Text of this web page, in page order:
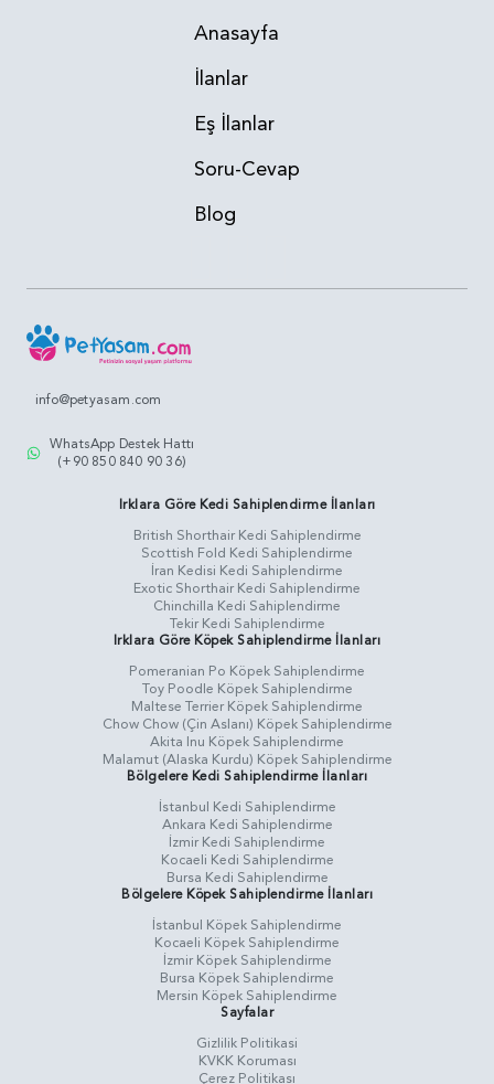
Anasayfa
İlanlar
Eş İlanlar
Soru-Cevap
Blog
info@petyasam.com
WhatsApp Destek Hattı
(+90 850 840 90 36)
Irklara Göre Kedi Sahiplendirme İlanları
British Shorthair Kedi Sahiplendirme
Scottish Fold Kedi Sahiplendirme
İran Kedisi Kedi Sahiplendirme
Exotic Shorthair Kedi Sahiplendirme
Chinchilla Kedi Sahiplendirme
Tekir Kedi Sahiplendirme
Irklara Göre Köpek Sahiplendirme İlanları
Pomeranian Po Köpek Sahiplendirme
Toy Poodle Köpek Sahiplendirme
Maltese Terrier Köpek Sahiplendirme
Chow Chow (Çin Aslanı) Köpek Sahiplendirme
Akita Inu Köpek Sahiplendirme
Malamut (Alaska Kurdu) Köpek Sahiplendirme
Bölgelere Kedi Sahiplendirme İlanları
İstanbul Kedi Sahiplendirme
Ankara Kedi Sahiplendirme
İzmir Kedi Sahiplendirme
Kocaeli Kedi Sahiplendirme
Bursa Kedi Sahiplendirme
Bölgelere Köpek Sahiplendirme İlanları
İstanbul Köpek Sahiplendirme
Kocaeli Köpek Sahiplendirme
İzmir Köpek Sahiplendirme
Bursa Köpek Sahiplendirme
Mersin Köpek Sahiplendirme
Sayfalar
Gizlilik Politikasi
KVKK Koruması
Çerez Politikası